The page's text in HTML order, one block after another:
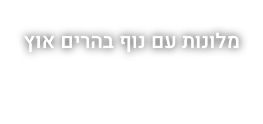
מלונות עם נוף בהרים אוץ